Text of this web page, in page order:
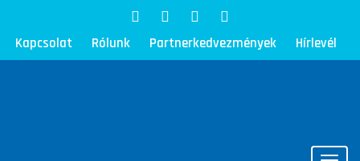
Kapcsolat Rólunk Partnerkedvezmények Hírlevél